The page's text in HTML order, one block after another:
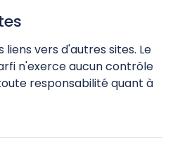
vers d'autres sites. Le
n'exerce aucun contrôle
responsabilité quant à